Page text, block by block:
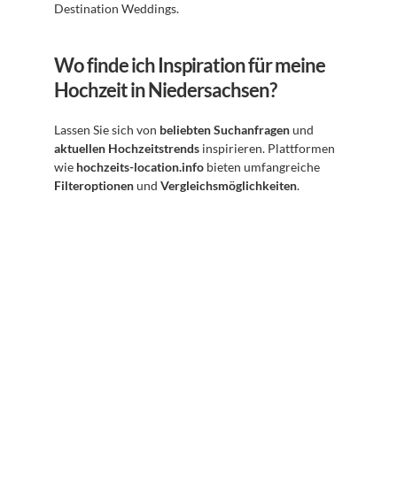
Destination Weddings.
Wo finde ich Inspiration für meine
Hochzeit in Niedersachsen?
Lassen Sie sich von beliebten Suchanfragen
aktuellen Hochzeitstrends inspirieren. Plattformen
wie hochzeits-location.info
Filteroptionen und Vergleichsmöglichkeiten.